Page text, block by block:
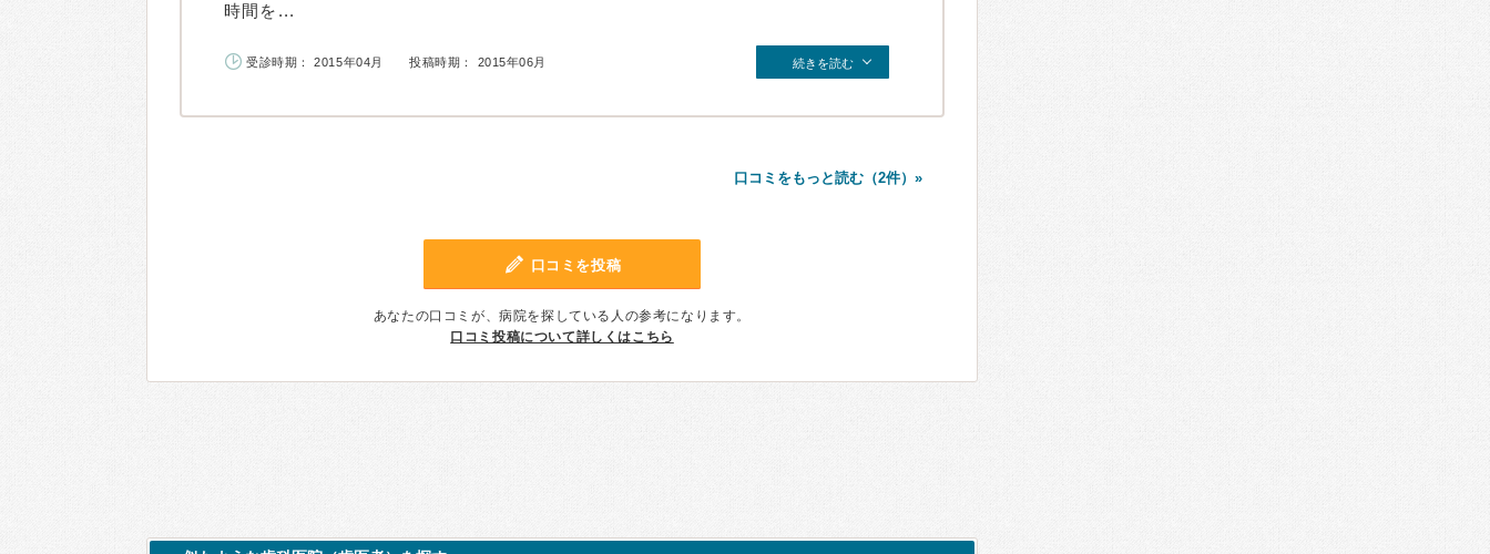
時間を...
受診時期： 2015年04月 投稿時期： 2015年06月 続きを読む
口コミをもっと読む（2件）»
口コミを投稿
あなたの口コミが、病院を探している人の参考になります。
口コミ投稿について詳しくはこちら